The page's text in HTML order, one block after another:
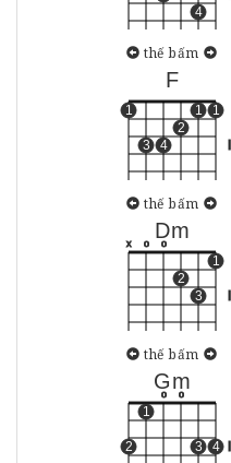
4
thế bấm
F
1
3 4
2
1 1
thế bấm
Dm
x o o
2
3
1
thế bấm
Gm
2
1
o o
3 4